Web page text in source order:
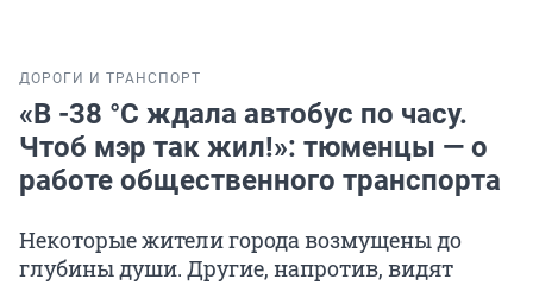
ДОРОГИ И ТРАНСПОРТ
«В -38 °С ждала автобус по часу.
Чтоб мэр так жил!»: тюменцы — о
работе общественного транспорта
Некоторые жители города возмущены до
глубины души. Другие, напротив, видят